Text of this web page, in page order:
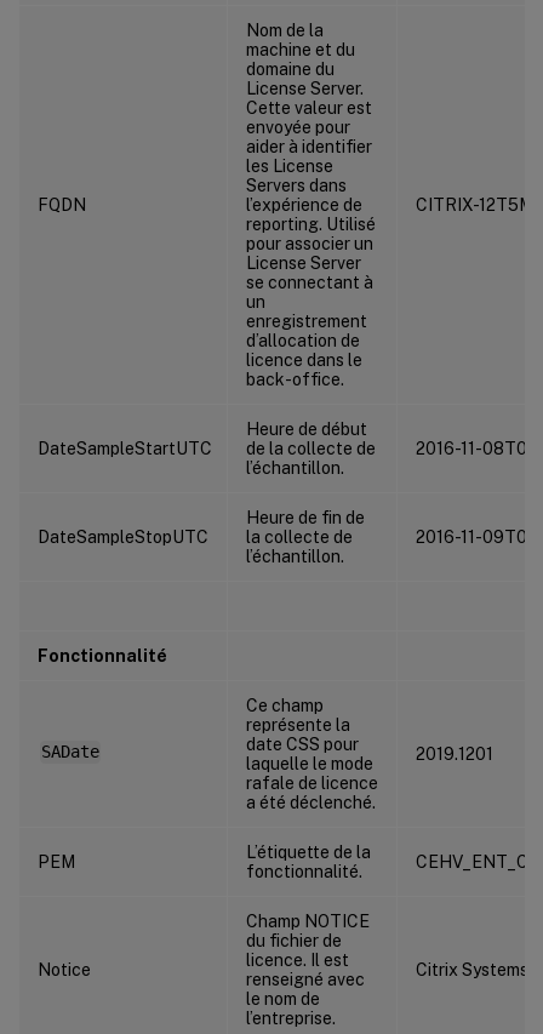
FQDN
Nom de la
machine et du
domaine du
License Server.
Cette valeur est
envoyée pour
aider à identifier
les License
Servers dans
l’expérience de
reporting. Utilisé
pour associer un
License Server
se connectant à
un
enregistrement
d’allocation de
licence dans le
back-office.
CITRIX-
DateSampleStartUTC
Heure de début
de la collecte de
l’échantillon.
2016-11-
DateSampleStopUTC
Heure de fin de
la collecte de
l’échantillon.
2016-11-
Fonctionnalité
SADate
Ce champ
représente la
date CSS pour
laquelle le mode
rafale de licence
a été déclenché.
2019.1201
PEM
L’étiquette de la
fonctionnalité.
Notice
Champ NOTICE
du fichier de
licence. Il est
renseigné avec
le nom de
l’entreprise.
Citrix Systems